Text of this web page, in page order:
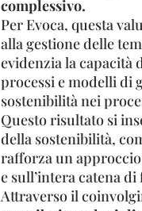
complessivo.
Per Evoca, questa
alla gestione delle
evidenzia la capacità
processi e modelli di
sostenibilità nei
Questo risultato si
della sostenibilità,
rafforza un
e sull’intera catena
Attraverso il